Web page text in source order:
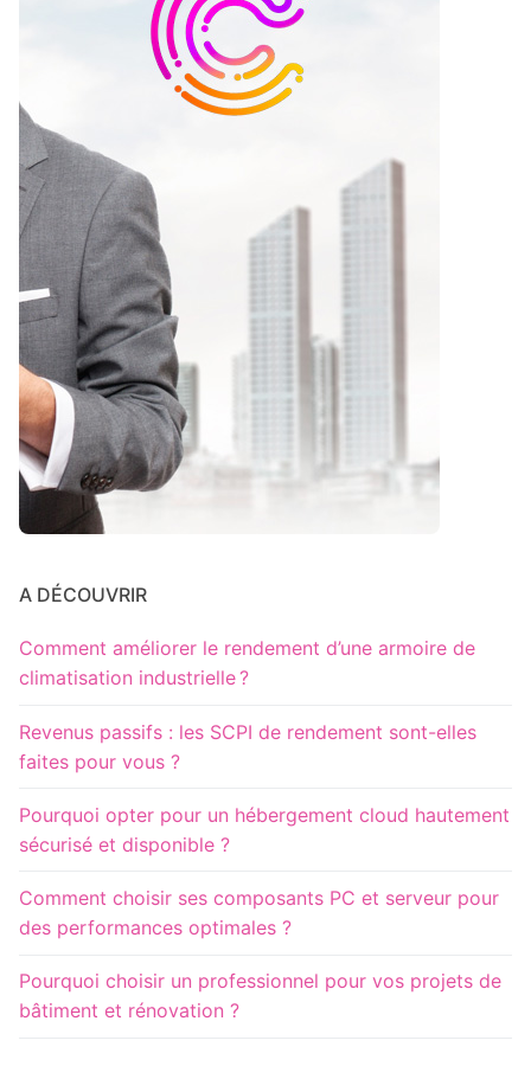
A DÉCOUVRIR
Comment améliorer le rendement d’une armoire de
climatisation industrielle ?
Revenus passifs : les SCPI de rendement sont-elles
faites pour vous ?
Pourquoi opter pour un hébergement cloud hautement
sécurisé et disponible ?
Comment choisir ses composants PC et serveur pour
des performances optimales ?
Pourquoi choisir un professionnel pour vos projets de
bâtiment et rénovation ?